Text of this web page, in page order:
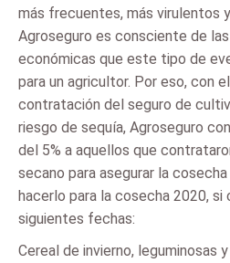
más frecuentes, más virulentos
Agroseguro es consciente de
económicas que este tipo de
para un agricultor. Por eso, con
contratación del seguro de
riesgo de sequía, Agroseguro
del 5% a aquellos que
secano para asegurar la
hacerlo para la cosecha 2020, si
siguientes fechas:
Cereal de invierno, leguminosas